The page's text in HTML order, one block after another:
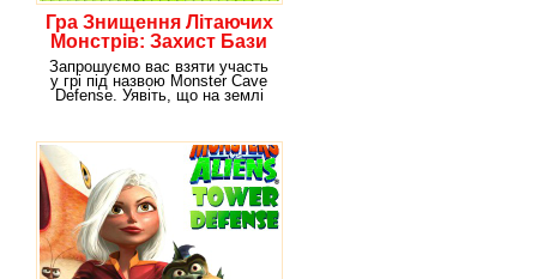
Гра Знищення Літаючих
Монстрів: Захист Бази
Запрошуємо вас взяти участь
у грі під назвою Monster Cave
Defense. Уявіть, що на землі